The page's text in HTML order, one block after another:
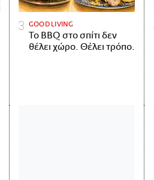
GOOD LIVING
Το BBQ στο σπίτι δεν
θέλει χώρο. Θέλει τρόπο.